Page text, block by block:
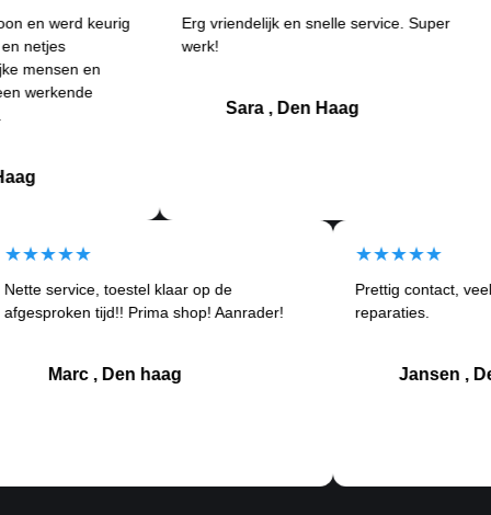
keurig
en
Erg vriendelijk en snelle service. Super
Sara , Den Haag
★★★★★
Nette service, toestel klaar op de
afgesproken tijd!! Prima shop! Aanrader!
Marc , Den haag
Prettig
reparaties.